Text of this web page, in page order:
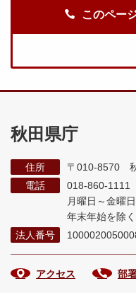
このペー
秋田県庁
住所
〒010-8570
電話
018-860-1111
月曜日～金曜
年末年始を除く
法人番号
アクセス 部